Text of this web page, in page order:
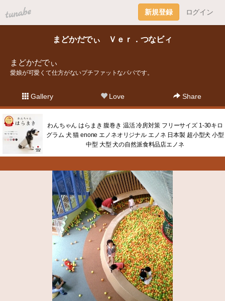
tuna.be 新規登録 ログイン
まどかだでぃ Ｖｅｒ．つなビィ
まどかだでぃ
愛娘が可愛くて仕方がないプチファットなパパです。
Gallery Love Share
わんちゃん はらまき 腹巻き 温活 冷房対策 フリーサイズ 1-30キロ
グラム 犬 猫 enone エノネオリジナル エノネ 日本製 超小型犬 小型
中型 大型 犬の自然派食料品店エノネ